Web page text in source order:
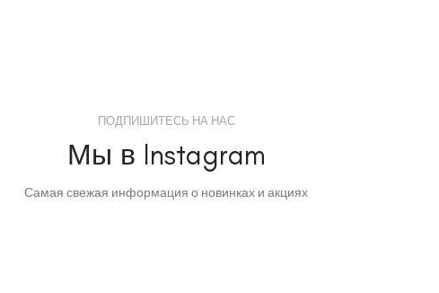
ПОДПИШИТЕСЬ НА НАС
Мы в Instagram
Самая свежая информация о новинках и акциях